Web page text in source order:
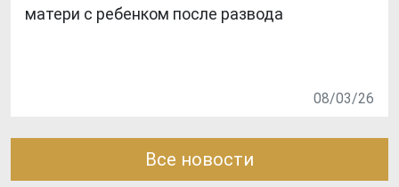
матери с ребенком после развода
08/03/26
Все новости